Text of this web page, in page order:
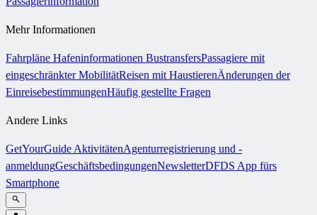
Mehr Informationen
Fahrpläne Hafeninformationen BustransfersPassagiere mit
eingeschränkter MobilitätReisen mit HaustierenÄnderungen der
EinreisebestimmungenHäufig gestellte Fragen
Andere Links
GetYourGuide AktivitätenAgenturregistrierung und -
anmeldungGeschäftsbedingungenNewsletterDFDS App fürs
Smartphone